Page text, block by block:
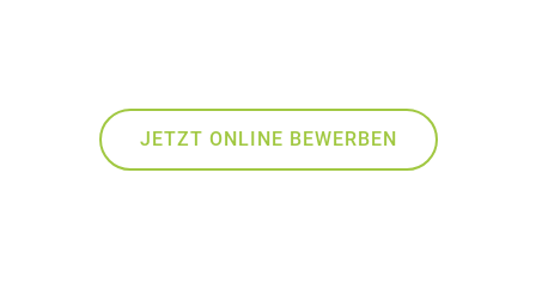
JETZT ONLINE BEWERBEN